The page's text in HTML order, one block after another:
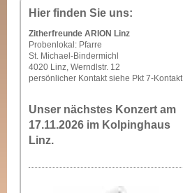
Hier finden Sie uns:
Zitherfreunde ARION Linz
Probenlokal: Pfarre
St. Michael-Bindermichl
4020 Linz, Werndlstr. 12
persönlicher Kontakt siehe Pkt 7-Kontakt
Unser nächstes Konzert am
17.11.2026 im Kolpinghaus
Linz.